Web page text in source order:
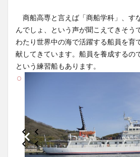
商船高専と言えば「商船学科」、す
んでしょ、という声が聞こえてきそう
わたり世界中の海で活躍する船員を育
献してきています。船員を養成するの
という練習船もあります。